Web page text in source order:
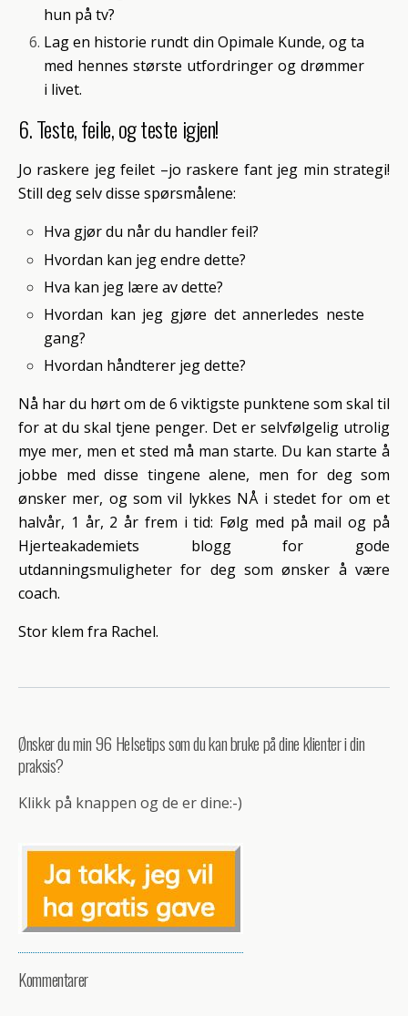
hun på tv?
Lag en historie rundt din Opimale Kunde, og ta
med hennes største utfordringer og drømmer
i livet.
6. Teste, feile, og teste igjen!
Jo raskere jeg feilet –jo raskere fant jeg min strategi!
Still deg selv disse spørsmålene:
Hva gjør du når du handler feil?
Hvordan kan jeg endre dette?
Hva kan jeg lære av dette?
Hvordan kan jeg gjøre det annerledes neste
gang?
Hvordan håndterer jeg dette?
Nå har du hørt om de 6 viktigste punktene som skal til
for at du skal tjene penger. Det er selvfølgelig utrolig
mye mer, men et sted må man starte. Du kan starte å
jobbe med disse tingene alene, men for deg som
ønsker mer, og som vil lykkes NÅ i stedet for om et
halvår, 1 år, 2 år frem i tid: Følg med på mail og på
Hjerteakademiets blogg for gode
utdanningsmuligheter for deg som ønsker å være
coach.
Stor klem fra Rachel.
Ønsker du min 96 Helsetips som du kan bruke på dine klienter i din
praksis?
Klikk på knappen og de er dine:-)
Kommentarer